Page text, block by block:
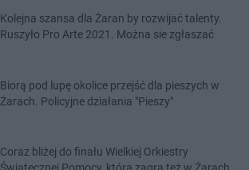
Kolejna szansa dla Żaran by rozwijać talenty.
Ruszyło Pro Arte 2021. Można sie zgłaszać
Biorą pod lupę okolice przejść dla pieszych w
Żarach. Policyjne działania "Pieszy"
Coraz bliżej do finału Wielkiej Orkiestry